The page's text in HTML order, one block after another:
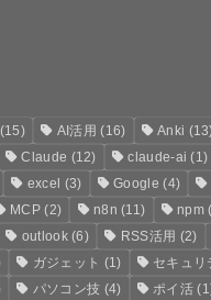
(15) AI活用 (16) Anki
Claude (12) claude-ai (1)
excel (3) Google (4)
MCP (2) n8n (11) npm
outlook(6) RSS活用 (2)
ガジェット (1) セキュリ
パソコン技 (4) ポイ活